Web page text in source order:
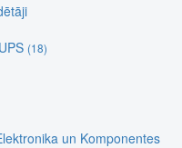
(18)
un Komponentes